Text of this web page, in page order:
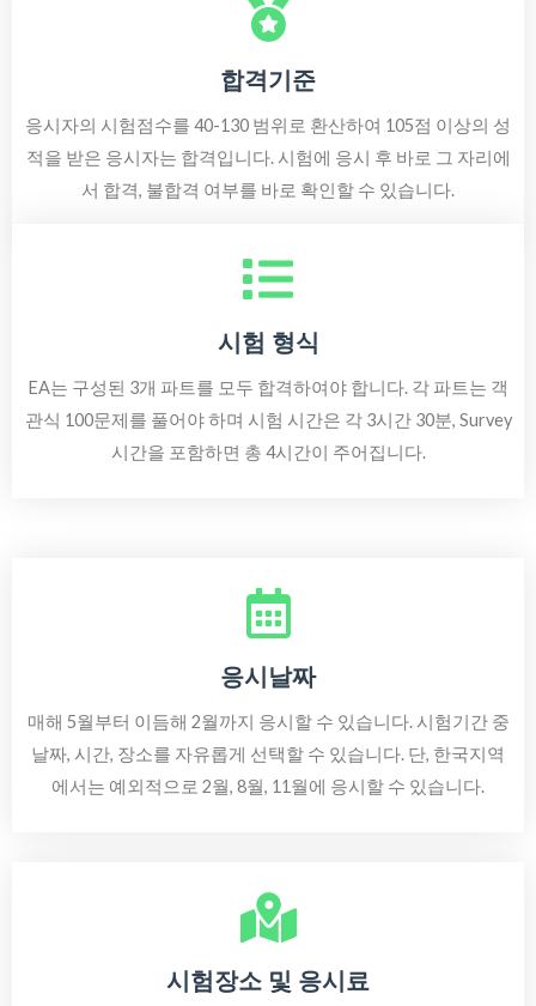
합격기준
응시자의 시험점수를 40-130 범위로 환산하여 105점 이상의 성
적을 받은 응시자는 합격입니다. 시험에 응시 후 바로 그 자리에
서 합격, 불합격 여부를 바로 확인할 수 있습니다.
시험 형식
EA는 구성된 3개 파트를 모두 합격하여야 합니다. 각 파트는 객
관식 100문제를 풀어야 하며 시험 시간은 각 3시간 30분, Survey
시간을 포함하면 총 4시간이 주어집니다.
응시날짜
매해 5월부터 이듬해 2월까지 응시할 수 있습니다. 시험기간 중
날짜, 시간, 장소를 자유롭게 선택할 수 있습니다. 단, 한국지역
에서는 예외적으로 2월, 8월, 11월에 응시할 수 있습니다.
시험장소 및 응시료